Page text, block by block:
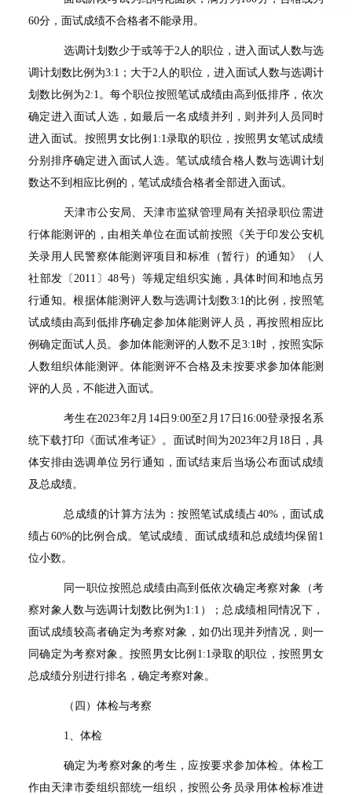
60分，面试成绩不合格者不能录用。
选调计划数少于或等于2人的职位，进入面试人数与选
调计划数比例为3:1 ；大于2人的职位，进入面试人数与选调计
划数比例为2:1。每个职位按照笔试成绩由高到低排序，依次
确定进入面试人选，如最后一名成绩并列，则并列人员同时
进入面试。按照男女比例 1:1录取的职位，按照男女笔试成绩
分别排序确定进入面试人选。笔试成绩合格人数与选调计划
数达不到相应比例的，笔试成绩合格者全部进入面试。
天津市公安局、天津市监狱管理局有关招录职位需进
行体能测评的，由相关单位在面试前按照《关于印发公安机
关录用人民警察体能测评项目和标准（暂行）的通知》（人
社部发〔 2011 〕 48号）等规定组织实施，具体时间和地点另
行通知。根据体能测评人数与选调计划数3:1的比例，按照笔
试成绩由高到低排序确定参加体能测评人员，再按照相应比
例确定面试人员。参加体能测评的人数不足3:1时，按照实际
人数组织体能测评。体能测评不合格及未按要求参加体能测
评的人员，不能进入面试。
考生在2023年2月 14日 9:00至2 月 17 日 16:00登录报名系
统下载打印《面试准考证》。面试时间为2023年2月 18 日，具
体安排由选调单位另行通知，面试结束后当场公布面试成绩
及总成绩。
总成绩的计算方法为：按照笔试成绩占40%，面试成
绩占60%的比例合成。笔试成绩、面试成绩和总成绩均保留1
位小数。
同一职位按照总成绩由高到低依次确定考察对象（考
察对象人数与选调计划数比例为1:1 ）；总成绩相同情况下，
面试成绩较高者确定为考察对象，如仍出现并列情况，则一
同确定为考察对象。按照男女比例 1:1录取的职位，按照男女
总成绩分别进行排名，确定考察对象。
（四）体检与考察
1、体检
确定为考察对象的考生，应按要求参加体检。体检工
作由天津市委组织部统一组织，按照公务员录用体检标准进